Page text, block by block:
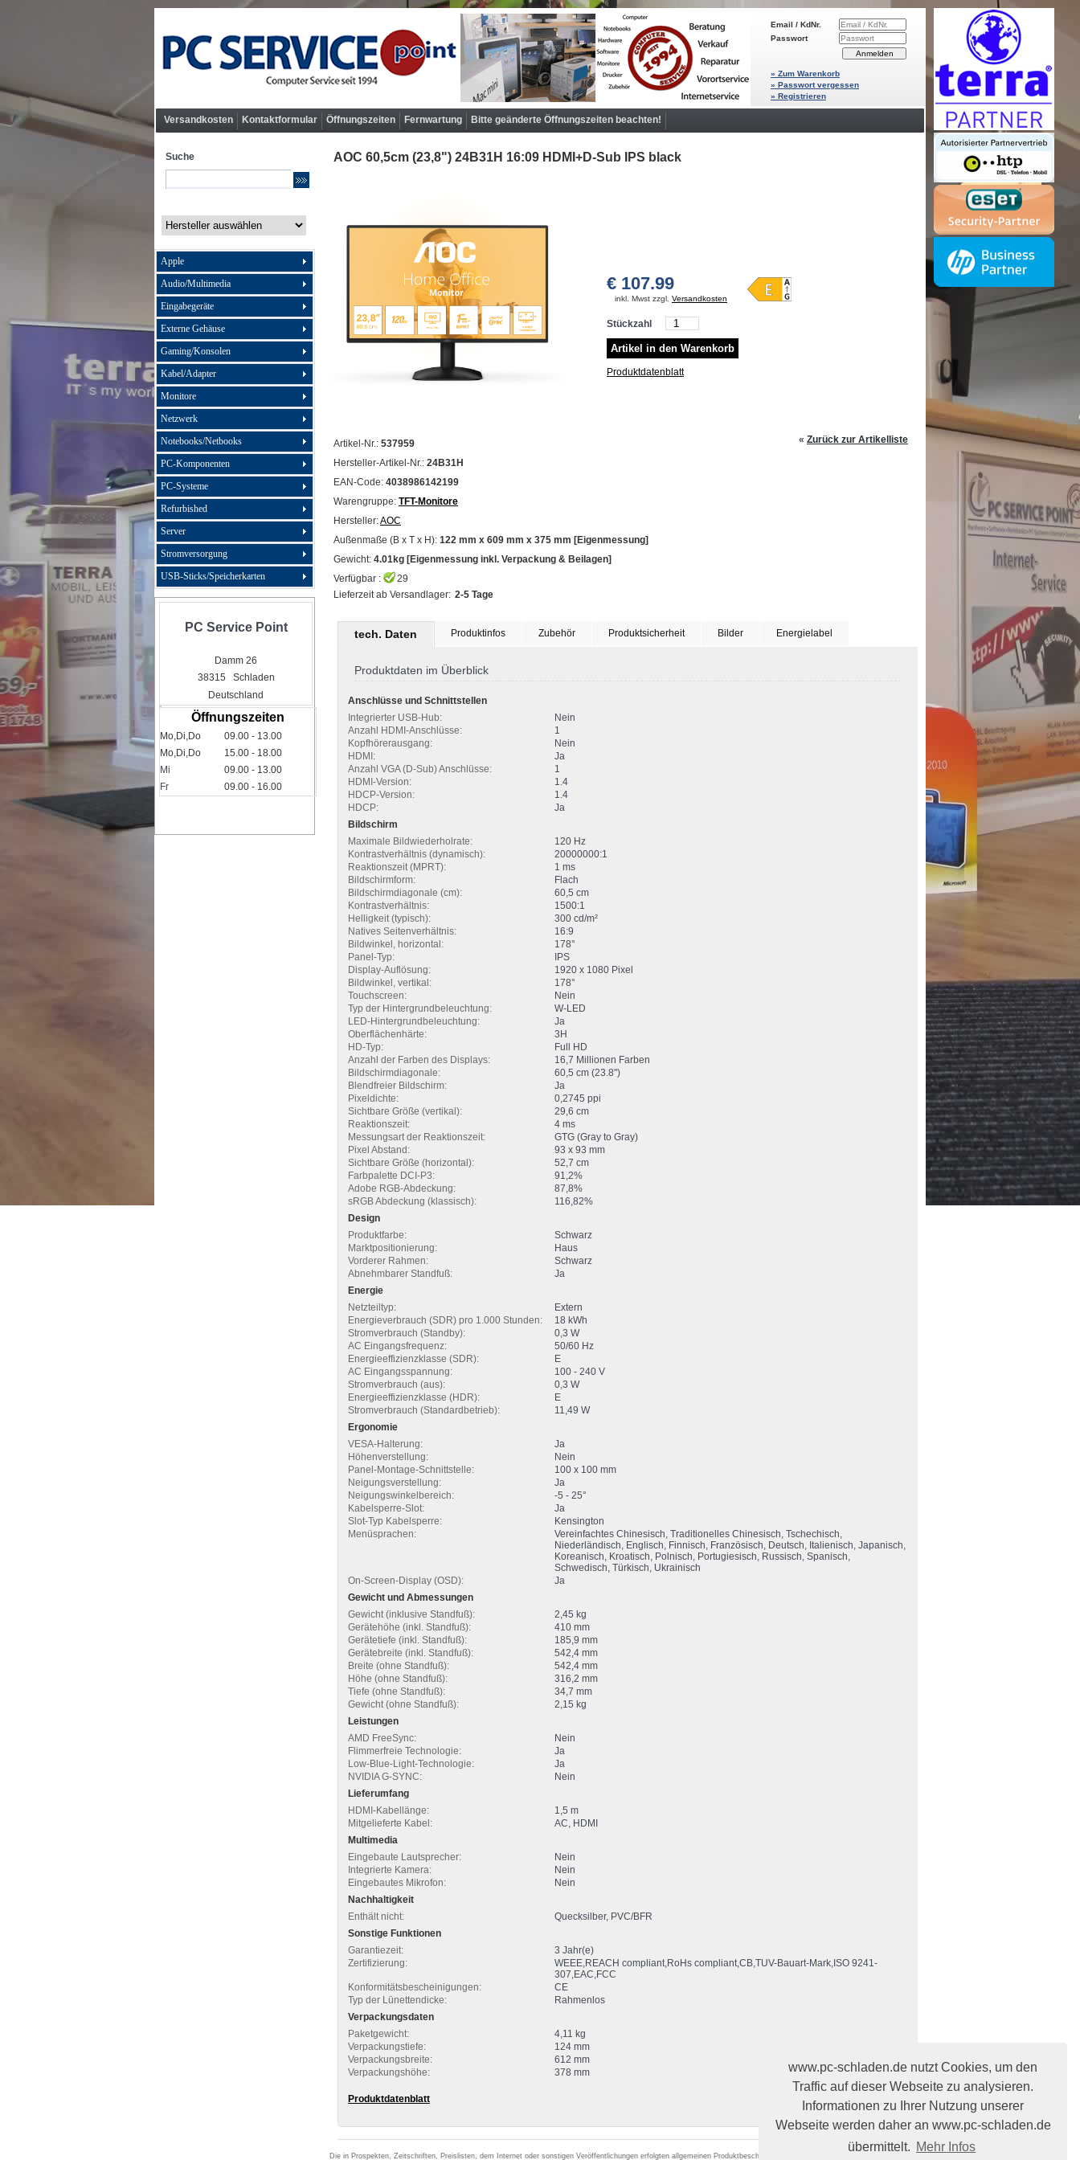
www.pc-schladen.de nutzt Cookies, um den
Traffic auf dieser Webseite zu analysieren.
Informationen zu Ihrer Nutzung unserer
Webseite werden daher an www.pc-schladen.de
übermittelt. Mehr Infos
Email / KdNr.
Passwort
» Zum Warenkorb
» Passwort vergessen
» Registrieren
Versandkosten Kontaktformular Öffnungszeiten Fernwartung Bitte geänderte Öffnungszeiten beachten!
Suche
Apple
Audio/Multimedia
Eingabegeräte
Externe Gehäuse
Gaming/Konsolen
Kabel/Adapter
Monitore
Netzwerk
Notebooks/Netbooks
PC-Komponenten
PC-Systeme
Refurbished
Server
Stromversorgung
USB-Sticks/Speicherkarten
PC Service Point
Damm 26
38315 Schladen
Deutschland
Öffnungszeiten
Mo,Di,Do
09.00 - 13.00
Mo,Di,Do
15.00 - 18.00
Mi
09.00 - 13.00
Fr
09.00 - 16.00
AOC 60,5cm (23,8") 24B31H 16:09 HDMI+D-Sub IPS black
Artikel-Nr.: 537959
Hersteller-Artikel-Nr.: 24B31H
EAN-Code: 4038986142199
Warengruppe: TFT-Monitore
Hersteller:AOC
Außenmaße (B x T x H): 122 mm x 609 mm x 375 mm [Eigenmessung]
Gewicht: 4.01kg [Eigenmessung inkl. Verpackung & Beilagen]
Verfügbar :
29
Lieferzeit ab Versandlager: 2-5 Tage
€ 107.99
inkl. Mwst zzgl. Versandkosten
Stückzahl
Produktdatenblatt
« Zurück zur Artikelliste
tech. Daten Produktinfos Zubehör Produktsicherheit Bilder Energielabel
Produktdaten im Überblick
Anschlüsse und Schnittstellen
Integrierter USB-Hub:
Nein
Anzahl HDMI-Anschlüsse:
1
Kopfhörerausgang:
Nein
HDMI:
Ja
Anzahl VGA (D-Sub) Anschlüsse:
1
HDMI-Version:
1.4
HDCP-Version:
1.4
HDCP:
Ja
Bildschirm
Maximale Bildwiederholrate:
120 Hz
Kontrastverhältnis (dynamisch):
20000000:1
Reaktionszeit (MPRT):
1 ms
Bildschirmform:
Flach
Bildschirmdiagonale (cm):
60,5 cm
Kontrastverhältnis:
1500:1
Helligkeit (typisch):
300 cd/m²
Natives Seitenverhältnis:
16:9
Bildwinkel, horizontal:
178°
Panel-Typ:
IPS
Display-Auflösung:
1920 x 1080 Pixel
Bildwinkel, vertikal:
178°
Touchscreen:
Nein
Typ der Hintergrundbeleuchtung:
W-LED
LED-Hintergrundbeleuchtung:
Ja
Oberflächenhärte:
3H
HD-Typ:
Full HD
Anzahl der Farben des Displays:
16,7 Millionen Farben
Bildschirmdiagonale:
60,5 cm (23.8")
Blendfreier Bildschirm:
Ja
Pixeldichte:
0,2745 ppi
Sichtbare Größe (vertikal):
29,6 cm
Reaktionszeit:
4 ms
Messungsart der Reaktionszeit:
GTG (Gray to Gray)
Pixel Abstand:
93 x 93 mm
Sichtbare Größe (horizontal):
52,7 cm
Farbpalette DCI-P3:
91,2%
Adobe RGB-Abdeckung:
87,8%
sRGB Abdeckung (klassisch):
116,82%
Design
Produktfarbe:
Schwarz
Marktpositionierung:
Haus
Vorderer Rahmen:
Schwarz
Abnehmbarer Standfuß:
Ja
Energie
Netzteiltyp:
Extern
Energieverbrauch (SDR) pro 1.000 Stunden:
18 kWh
Stromverbrauch (Standby):
0,3 W
AC Eingangsfrequenz:
50/60 Hz
Energieeffizienzklasse (SDR):
E
AC Eingangsspannung:
100 - 240 V
Stromverbrauch (aus):
0,3 W
Energieeffizienzklasse (HDR):
E
Stromverbrauch (Standardbetrieb):
11,49 W
Ergonomie
VESA-Halterung:
Ja
Höhenverstellung:
Nein
Panel-Montage-Schnittstelle:
100 x 100 mm
Neigungsverstellung:
Ja
Neigungswinkelbereich:
-5 - 25°
Kabelsperre-Slot:
Ja
Slot-Typ Kabelsperre:
Kensington
Menüsprachen:
Vereinfachtes Chinesisch, Traditionelles Chinesisch, Tschechisch,
Niederländisch, Englisch, Finnisch, Französisch, Deutsch, Italienisch, Japanisch,
Koreanisch, Kroatisch, Polnisch, Portugiesisch, Russisch, Spanisch,
Schwedisch, Türkisch, Ukrainisch
On-Screen-Display (OSD):
Ja
Gewicht und Abmessungen
Gewicht (inklusive Standfuß):
2,45 kg
Gerätehöhe (inkl. Standfuß):
410 mm
Gerätetiefe (inkl. Standfuß):
185,9 mm
Gerätebreite (inkl. Standfuß):
542,4 mm
Breite (ohne Standfuß):
542,4 mm
Höhe (ohne Standfuß):
316,2 mm
Tiefe (ohne Standfuß):
34,7 mm
Gewicht (ohne Standfuß):
2,15 kg
Leistungen
AMD FreeSync:
Nein
Flimmerfreie Technologie:
Ja
Low-Blue-Light-Technologie:
Ja
NVIDIA G-SYNC:
Nein
Lieferumfang
HDMI-Kabellänge:
1,5 m
Mitgelieferte Kabel:
AC, HDMI
Multimedia
Eingebaute Lautsprecher:
Nein
Integrierte Kamera:
Nein
Eingebautes Mikrofon:
Nein
Nachhaltigkeit
Enthält nicht:
Quecksilber, PVC/BFR
Sonstige Funktionen
Garantiezeit:
3 Jahr(e)
Zertifizierung:
WEEE,REACH compliant,RoHs compliant,CB,TUV-Bauart-Mark,ISO 9241-
307,EAC,FCC
Konformitätsbescheinigungen:
CE
Typ der Lünettendicke:
Rahmenlos
Verpackungsdaten
Paketgewicht:
4,11 kg
Verpackungstiefe:
124 mm
Verpackungsbreite:
612 mm
Verpackungshöhe:
378 mm
Produktdatenblatt
Die in Prospekten, Zeitschriften, Preislisten, dem Internet oder sonstigen Veröffentlichungen erfolgten allgemeinen Produktbeschreibungen begründen keine